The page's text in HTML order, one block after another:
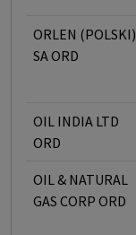
ORLEN (POLSKI)
SA ORD
OIL INDIA LTD
ORD
OIL & NATURAL
GAS CORP ORD